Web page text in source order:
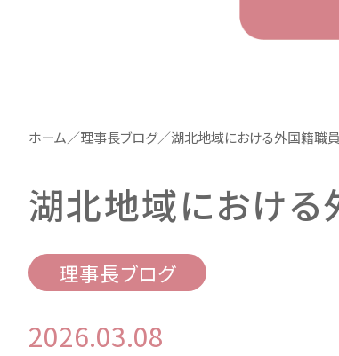
ホーム／理事長ブログ／湖北地域における外国籍職
湖北地域におけ
理事長ブログ
2026.03.08